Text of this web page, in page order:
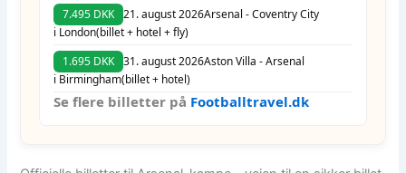
7.495 DKK 21. august 2026Arsenal - Coventry City
i London(billet + hotel + fly)
1.695 DKK 31. august 2026Aston Villa - Arsenal
i Birmingham(billet + hotel)
Se flere billetter på Footballtravel.dk